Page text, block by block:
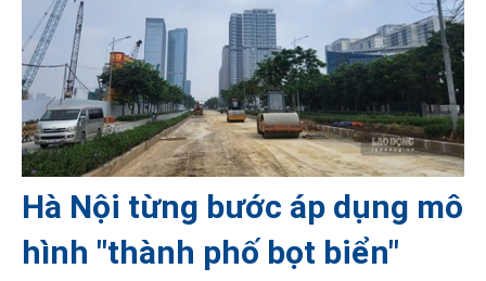
Hà Nội từng bước áp dụng mô
hình "thành phố bọt biển"